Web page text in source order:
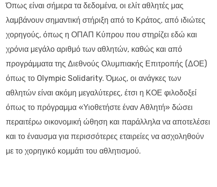
Όπως είναι σήμερα τα δεδομένα, οι ελίτ αθλητές μας
λαμβάνουν σημαντική στήριξη από το Κράτος, από ιδιώτες
χορηγούς, όπως η ΟΠΑΠ Κύπρου που στηρίζει εδώ και
χρόνια μεγάλο αριθμό των αθλητών, καθώς και από
προγράμματα της Διεθνούς Ολυμπιακής Επιτροπής (ΔΟΕ)
όπως το Olympic Solidarity. Όμως, οι ανάγκες των
αθλητών είναι ακόμη μεγαλύτερες, έτσι η ΚΟΕ φιλοδοξεί
όπως το πρόγραμμα «Υιοθετήστε έναν Αθλητή» δώσει
περαιτέρω οικονομική ώθηση και παράλληλα να αποτελέσει
και το έναυσμα για περισσότερες εταιρείες να ασχοληθούν
με το χορηγικό κομμάτι του αθλητισμού.